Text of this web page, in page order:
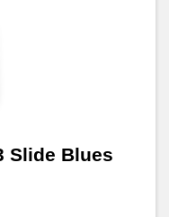
Slide Blues